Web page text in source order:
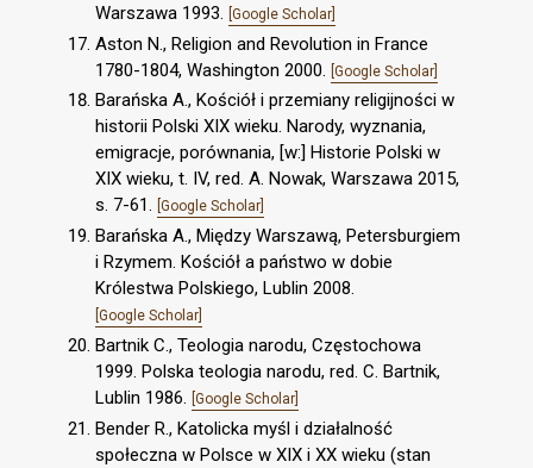
Warszawa 1993. [Google Scholar]
Aston N., Religion and Revolution in France
1780-1804, Washington 2000.
[Google Scholar]
Barańska A., Kościół i przemiany religijności w
historii Polski XIX wieku. Narody, wyznania,
emigracje, porównania, [w:] Historie Polski w
XIX wieku, t. IV, red. A. Nowak, Warszawa 2015,
s. 7-61. [Google Scholar]
Barańska A., Między Warszawą, Petersburgiem
i Rzymem. Kościół a państwo w dobie
Królestwa Polskiego, Lublin 2008.
[Google Scholar]
Bartnik C., Teologia narodu, Częstochowa
1999. Polska teologia narodu, red. C. Bartnik,
Lublin 1986. [Google Scholar]
Bender R., Katolicka myśl i działalność
społeczna w Polsce w XIX i XX wieku (stan